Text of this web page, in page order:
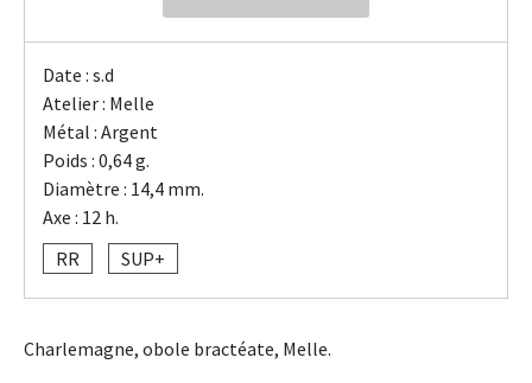
Date : s.d
Atelier : Melle
Métal : Argent
Poids : 0,64 g.
Diamètre : 14,4 mm.
Axe : 12 h.
RR
SUP+
Charlemagne, obole bractéate, Melle.